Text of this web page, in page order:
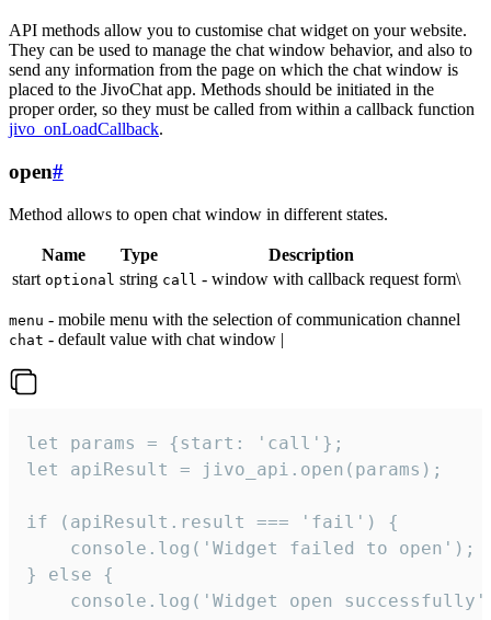
API methods allow you to customise chat widget on your website.
They can be used to manage the chat window behavior, and also to
send any information from the page on which the chat window is
placed to the JivoChat app. Methods should be initiated in the
proper order, so they must be called from within a callback function
jivo_onLoadCallback.
open#
Method allows to open chat window in different states.
Name Type
Description
start optional string call - window with callback request form\
menu - mobile menu with the selection of communication channel
chat - default value with chat window |
let params = {start: 'call'};
let apiResult = jivo_api.open(params);
if (apiResult.result === 'fail') {
    console.log('Widget failed to open');
} else {
console.log('Widget open